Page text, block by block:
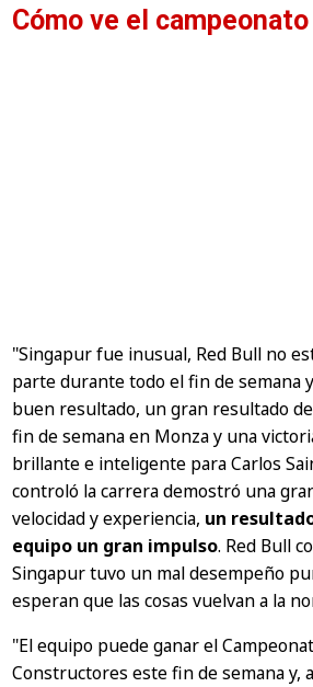
Cómo ve el campeonato
"Singapur fue inusual, Red Bull no
parte durante todo el fin de semana
buen resultado, un gran resultado
fin de semana en Monza y una
brillante e inteligente para Carlos
controló la carrera demostró una
velocidad y experiencia, un
equipo un gran impulso. Red Bull
Singapur tuvo un mal desempeño
esperan que las cosas vuelvan a la
"El equipo puede ganar el
Constructores este fin de semana y,